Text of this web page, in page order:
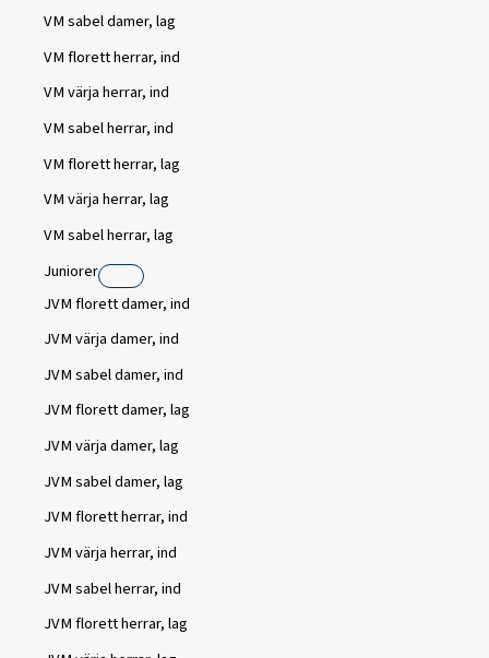
VM sabel damer, lag
VM florett herrar, ind
VM värja herrar, ind
VM sabel herrar, ind
VM florett herrar, lag
VM värja herrar, lag
VM sabel herrar, lag
Juniorer
JVM florett damer, ind
JVM värja damer, ind
JVM sabel damer, ind
JVM florett damer, lag
JVM värja damer, lag
JVM sabel damer, lag
JVM florett herrar, ind
JVM värja herrar, ind
JVM sabel herrar, ind
JVM florett herrar, lag